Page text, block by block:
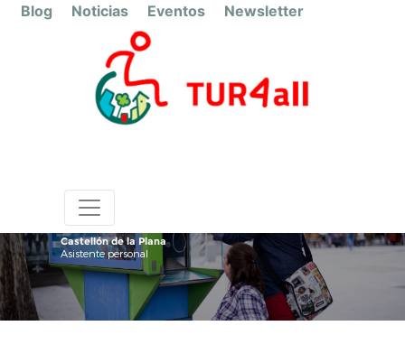
Blog Noticias Eventos Newsletter
Castellón de la Plana
Asistente personal